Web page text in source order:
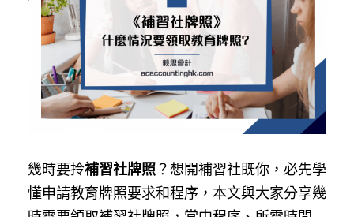
幾時要拎補習社牌照 ？想開補習社既你，必先學
懂申請教育牌照要求和程序，本文與大家分享幾